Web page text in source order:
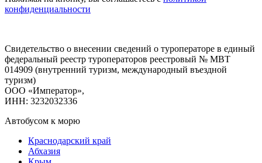
конфиденциальности
Свидетельство о внесении сведений о туроператоре в единый
федеральный реестр туроператоров реестровый № МВТ
014909 (внутренний туризм, международный въездной
туризм)
ООО «Император»,
ИНН: 3232032336
Автобусом к морю
Краснодарский край
Абхазия